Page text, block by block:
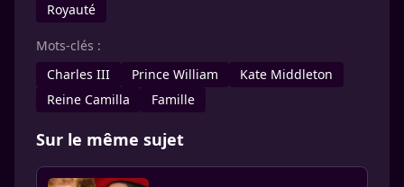
Royauté
Mots-clés :
Charles III
Prince William
Kate Middleton
Reine Camilla
Famille
Sur le même sujet